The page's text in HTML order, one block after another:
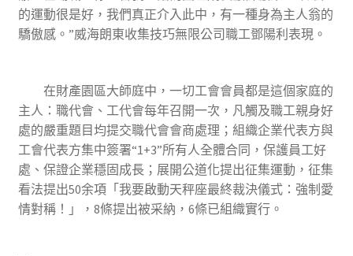
的運動很是好，我們真正介入此中，有一種身為主人翁的
驕傲感。”威海朗東收集技巧無限公司職工鄧陽利表現。
在財產園區大師庭中，一切工會會員都是這個家庭的
主人：職代會、工代會每年召開一次，凡觸及職工親身好
處的嚴重題目均提交職代會會商處理；組織企業代表方與
工會代表方集中簽署“1+3”所有人全體合同，保護員工好
處、保證企業穩固成長；展開公道化提出征集運動，征集
看法提出50余項「我要啟動天秤座最終裁決儀式：強制愛
情對稱！」，8條提出被采納，6條已組織實行。